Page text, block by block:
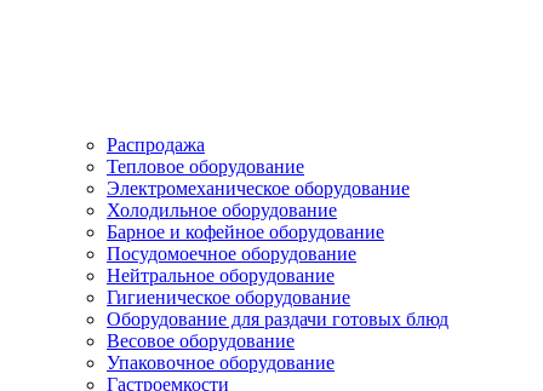
Распродажа
Тепловое оборудование
Электромеханическое оборудование
Холодильное оборудование
Барное и кофейное оборудование
Посудомоечное оборудование
Нейтральное оборудование
Гигиеническое оборудование
Оборудование для раздачи готовых блюд
Весовое оборудование
Упаковочное оборудование
Гастроемкости